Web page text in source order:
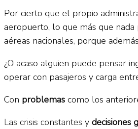
Por cierto que el propio
aeropuerto, lo que más que
aéreas nacionales, porque
¿O acaso alguien puede pensar
operar con pasajeros y carga
Con problemas como los
Las crisis constantes y decisiones